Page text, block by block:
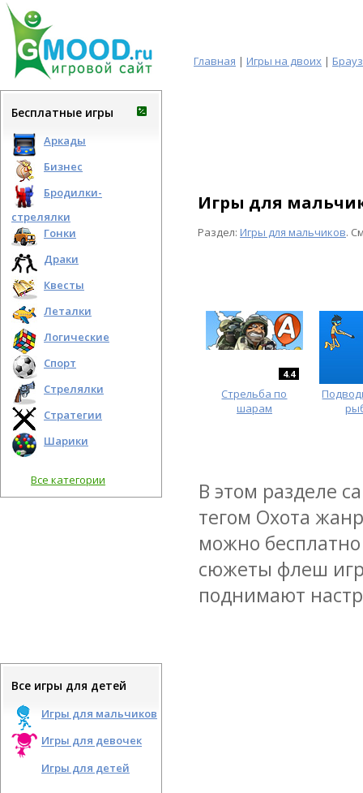
Главная | Игры на двоих |
Бесплатные игры
Аркады
Бизнес
Бродилки-
стрелялки
Гонки
Драки
Квесты
Леталки
Логические
Спорт
Стрелялки
Стратегии
Шарики
Все категории
Все игры для детей
Игры для мальчиков
Игры для девочек
Игры для детей
Игры для
Раздел: Игры для мальчиков.
4.4
Стрельба по
шарам
В этом разделе
тегом Охота
можно
сюжеты флеш
поднимают